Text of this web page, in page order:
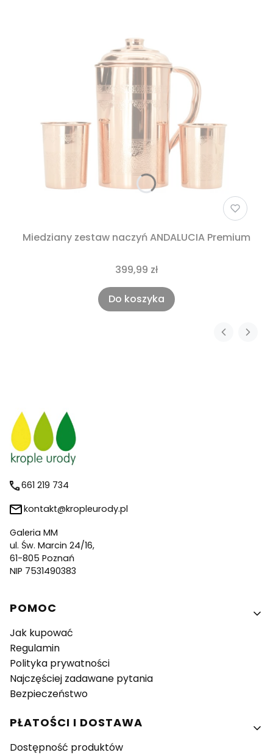
Miedziany zestaw naczyń ANDALUCIA Premium
399,99 zł
Do koszyka
661 219 734
kontakt@kropleurody.pl
Galeria MM
ul. Św. Marcin 24/16,
61-805 Poznań
NIP 7531490383
Linki w stopce
POMOC
Jak kupować
Regulamin
Polityka prywatności
Najczęściej zadawane pytania
Bezpieczeństwo
PŁATOŚCI I DOSTAWA
Dostępność produktów